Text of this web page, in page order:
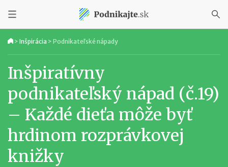
> Inšpirácia > Podnikateľské nápady
Inšpiratívny
podnikateľský nápad (č.19)
– Každé dieťa môže byť
hrdinom rozprávkovej
knižky